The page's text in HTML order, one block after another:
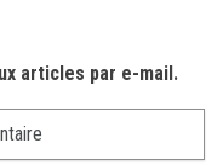
articles par e-mail.